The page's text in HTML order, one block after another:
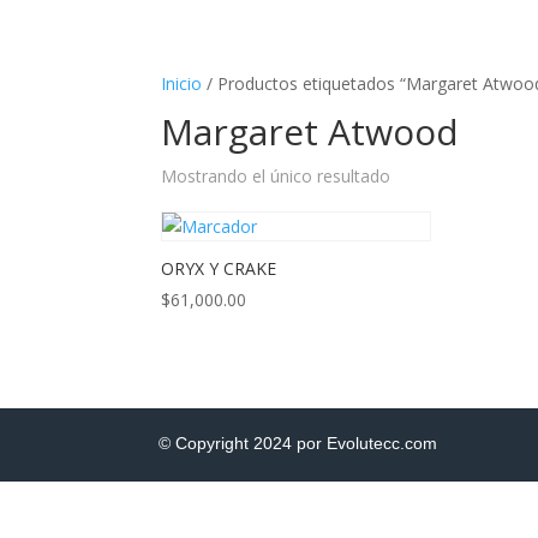
Inicio / Productos etiquetados “Margaret
Margaret Atwood
Mostrando el único resultado
ORYX Y CRAKE
$61,000.00
© Copyright 2024 por Evolutecc.com